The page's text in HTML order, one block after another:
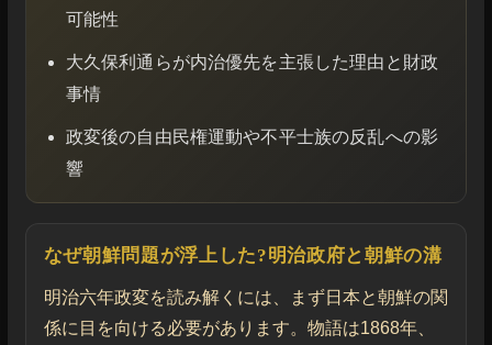
可能性
大久保利通らが内治優先を主張した理由と財政
事情
政変後の自由民権運動や不平士族の反乱への影
響
なぜ朝鮮問題が浮上した?明治政府と朝鮮の溝
明治六年政変を読み解くには、まず日本と朝鮮の関
係に目を向ける必要があります。物語は1868年、